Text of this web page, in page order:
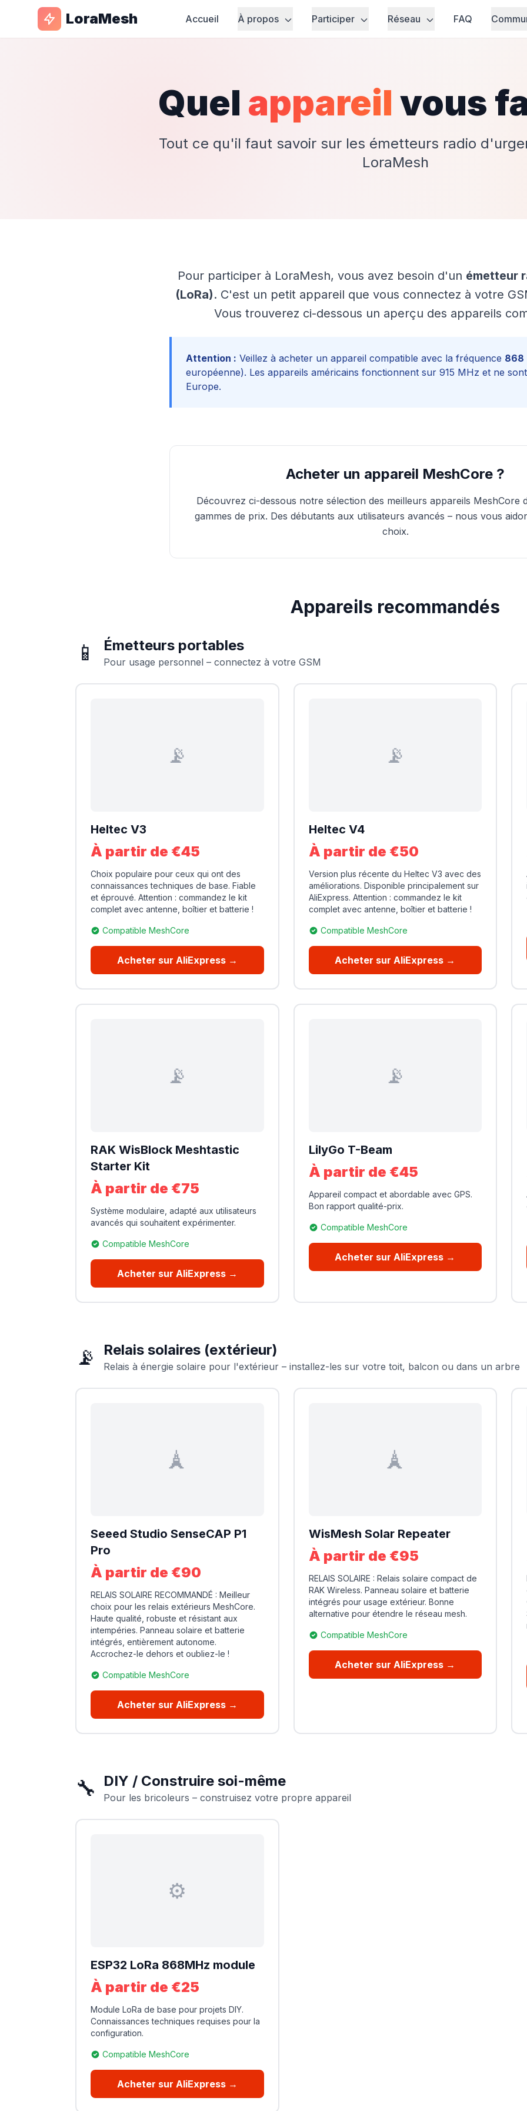
LoraMesh Accueil À propos Participer Réseau FAQ
Quel appareil vous
Tout ce qu'il faut savoir sur les émetteurs radio
LoraMesh
Pour participer à LoraMesh, vous avez besoin d'un émetteur
(LoRa). C'est un petit appareil que vous connectez à votre
Vous trouverez ci-dessous un aperçu des appareils
Attention : Veillez à acheter un appareil compatible avec la fréquence 868
européenne). Les appareils américains fonctionnent sur 915 MHz et ne
Europe.
Acheter un appareil MeshCore ?
Découvrez ci-dessous notre sélection des meilleurs appareils MeshCore
gammes de prix. Des débutants aux utilisateurs avancés – nous vous
choix.
Appareils recommandés
📱 Émetteurs portables
Pour usage personnel – connectez à votre GSM
📡
Heltec V3
À partir de €45
Choix populaire pour ceux qui ont des
connaissances techniques de base. Fiable
et éprouvé. Attention : commandez le kit
complet avec antenne, boîtier et batterie !
Compatible MeshCore
Acheter sur AliExpress →
📡
Heltec V4
À partir de €50
Version plus récente du Heltec V3 avec des
améliorations. Disponible principalement sur
AliExpress. Attention : commandez le kit
complet avec antenne, boîtier et batterie !
Compatible MeshCore
Acheter sur AliExpress →
📡
RAK WisBlock Meshtastic
Starter Kit
À partir de €75
Système modulaire, adapté aux utilisateurs
avancés qui souhaitent expérimenter.
Compatible MeshCore
Acheter sur AliExpress →
📡
LilyGo T-Beam
À partir de €45
Appareil compact et abordable avec GPS.
Bon rapport qualité-prix.
Compatible MeshCore
Acheter sur AliExpress →
📡 Relais solaires (extérieur)
Relais à énergie solaire pour l'extérieur – installez-les sur votre toit, balcon ou dans un arbre
🗼
Seeed Studio SenseCAP P1
Pro
À partir de €90
RELAIS SOLAIRE RECOMMANDÉ : Meilleur
choix pour les relais extérieurs MeshCore.
Haute qualité, robuste et résistant aux
intempéries. Panneau solaire et batterie
intégrés, entièrement autonome.
Accrochez-le dehors et oubliez-le !
Compatible MeshCore
Acheter sur AliExpress →
🗼
WisMesh Solar Repeater
À partir de €95
RELAIS SOLAIRE : Relais solaire compact de
RAK Wireless. Panneau solaire et batterie
intégrés pour usage extérieur. Bonne
alternative pour étendre le réseau mesh.
Compatible MeshCore
Acheter sur AliExpress →
🔧 DIY / Construire soi-même
Pour les bricoleurs – construisez votre propre appareil
⚙️
ESP32 LoRa 868MHz module
À partir de €25
Module LoRa de base pour projets DIY.
Connaissances techniques requises pour la
configuration.
Compatible MeshCore
Acheter sur AliExpress →